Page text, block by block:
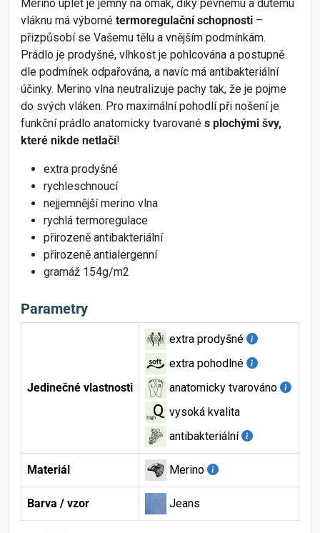
Merino úplet je jemný na omak, díky pevnému a dutému
vláknu má výborné termoregulační schopnosti –
přizpůsobí se Vašemu tělu a vnějším podmínkám.
Prádlo je prodyšné, vlhkost je pohlcována a postupně
dle podmínek odpařována, a navíc má antibakteriální
účinky. Merino vlna neutralizuje pachy tak, že je pojme
do svých vláken. Pro maximální pohodlí při nošení je
funkční prádlo anatomicky tvarované s plochými švy,
které nikde netlačí!
extra prodyšné
rychleschnoucí
nejjemnější merino vlna
rychlá termoregulace
přirozeně antibakteriální
přirozeně antialergenní
gramáž 154g/m2
Parametry
Jedinečné vlastnosti
extra prodyšné
extra pohodlné
anatomicky tvarováno
vysoká kvalita
antibakteriální
Materiál Merino
Barva / vzor Jeans